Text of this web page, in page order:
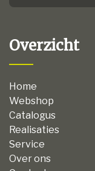
Overzicht
Home
Webshop
Catalogus
Realisaties
Service
Over ons